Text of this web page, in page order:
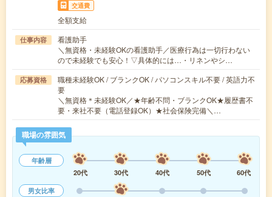
交通費
全額支給
仕事内容
看護助手
＼無資格・未経験OKの看護助手／医療行為は一切行わない
ので未経験でも安心！▽具体的には…・リネンやシ…
応募資格
職種未経験OK / ブランクOK / パソコンスキル不要 / 英語力不
要
＼無資格＊未経験OK／★年齢不問・ブランクOK★履歴書不
要・来社不要（電話登録OK）★社会保険完備＼…
職場の雰囲気
年齢層
20代
30代 40代 50代
60代
男女比率